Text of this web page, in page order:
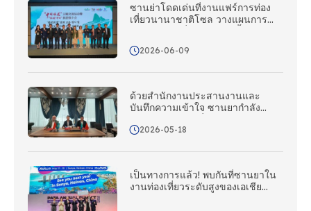
ซานย่าโดดเด่นที่งานแฟร์การท่อง
เที่ยวนานาชาติโซล วางแผนการ
ของคุณ – ซานย่ากําลังโทรหา
เกาหลี!
2026-06-09
ด้วยสํานักงานประสานงานและ
บันทึกความเข้าใจ ซานยากําลัง
อย่างแข็งขัน และสร้างเครือข่ายการ
ครอบคลุมทั่วเอเชียกลาง
2026-05-18
เป็นทางการแล้ว! พบกันที่ซานยาใน
งานท่องเที่ยวระดับสูงของเอเชีย